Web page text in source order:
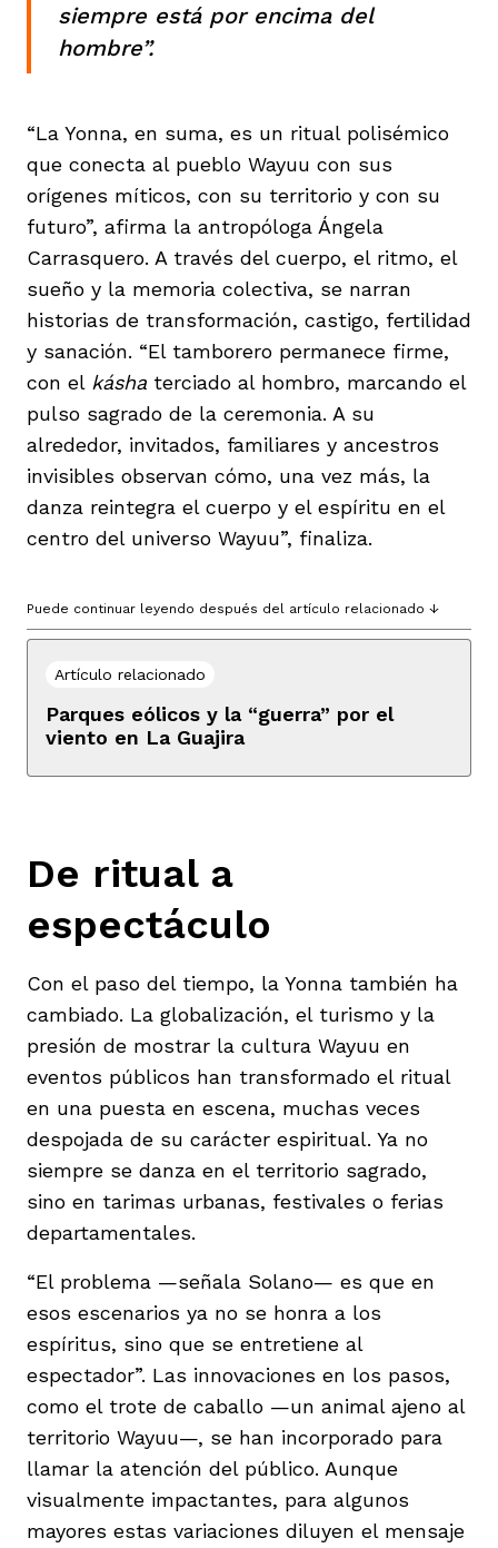
siempre está por encima del
hombre”.
“La Yonna, en suma, es un ritual polisémico
que conecta al pueblo Wayuu con sus
orígenes míticos, con su territorio y con su
futuro”, afirma la antropóloga Ángela
Carrasquero. A través del cuerpo, el ritmo, el
sueño y la memoria colectiva, se narran
historias de transformación, castigo, fertilidad
y sanación. “El tamborero permanece firme,
con el kásha terciado al hombro, marcando el
pulso sagrado de la ceremonia. A su
alrededor, invitados, familiares y ancestros
invisibles observan cómo, una vez más, la
danza reintegra el cuerpo y el espíritu en el
centro del universo Wayuu”, finaliza.
Puede continuar leyendo después del artículo relacionado ↓
Artículo relacionado
Parques eólicos y la “guerra” por el
viento en La Guajira
De ritual a
espectáculo
Con el paso del tiempo, la Yonna también ha
cambiado. La globalización, el turismo y la
presión de mostrar la cultura Wayuu en
eventos públicos han transformado el ritual
en una puesta en escena, muchas veces
despojada de su carácter espiritual. Ya no
siempre se danza en el territorio sagrado,
sino en tarimas urbanas, festivales o ferias
departamentales.
“El problema —señala Solano— es que en
esos escenarios ya no se honra a los
espíritus, sino que se entretiene al
espectador”. Las innovaciones en los pasos,
como el trote de caballo —un animal ajeno al
territorio Wayuu—, se han incorporado para
llamar la atención del público. Aunque
visualmente impactantes, para algunos
mayores estas variaciones diluyen el mensaje